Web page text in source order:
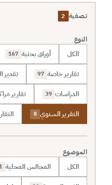
تصفية 2
النوع
الكل أوراق بحثية 167
تقارير خاصة 97 تقدير
الدراسات 39 تقارير
التقرير السنوي 8
الموضوع
الكل المجالس المحلية